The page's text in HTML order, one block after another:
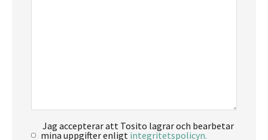
Consent
Jag accepterar att Tosito lagrar och bearbetar
mina uppgifter enligt integritetspolicyn.